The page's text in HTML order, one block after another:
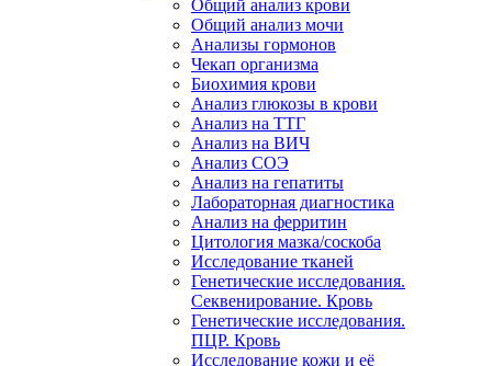
Общий анализ крови
Общий анализ мочи
Анализы гормонов
Чекап организма
Биохимия крови
Анализ глюкозы в крови
Анализ на ТТГ
Анализ на ВИЧ
Анализ СОЭ
Анализ на гепатиты
Лабораторная диагностика
Анализ на ферритин
Цитология мазка/соскоба
Исследование тканей
Генетические исследования.
Секвенирование. Кровь
Генетические исследования.
ПЦР. Кровь
Исследование кожи и её